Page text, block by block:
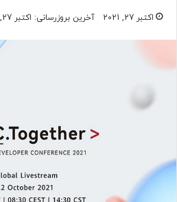
اکتبر 27, 2021 آخرین بروزرسانی: اکتبر 27, 2021